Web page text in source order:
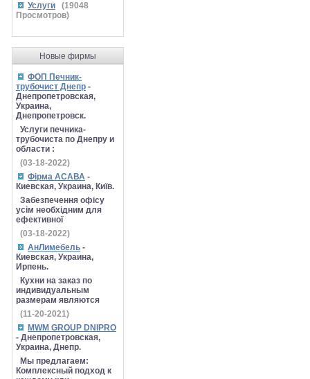
Услуги (19048
Просмотров)
Новые фирмы
ФОП Печник-
трубочист Днепр -
Днепропетровская,
Украина,
Днепропетровск.
Услуги печника-
трубочиста по Днепру и
области :
(03-18-2022)
Фірма АСАВА -
Киевская, Украина, Київ.
Забезпечення офісу
усім необхідним для
ефективної
(03-18-2022)
АнЛимебель -
Киевская, Украина,
Ирпень.
Кухни на заказ по
индивидуальным
размерам являются
(11-20-2021)
MWM GROUP DNIPRO
- Днепропетровская,
Украина, Днепр.
Мы предлагаем:
Комплексный подход к